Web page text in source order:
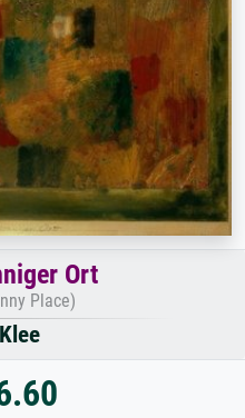
Ort
Place)